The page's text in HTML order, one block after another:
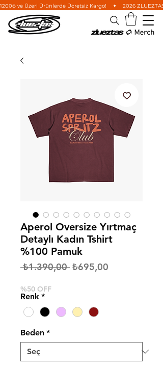
1200₺ ve Üzeri Ürünlerde Ücretsiz Kargo!    ✦    2026
Aperol Oversize Yırtmaç
Detaylı Kadın Tshirt
%100 Pamuk
₺1.390,00 Normal
₺695,00
%50 OFF
Renk *
Beden *